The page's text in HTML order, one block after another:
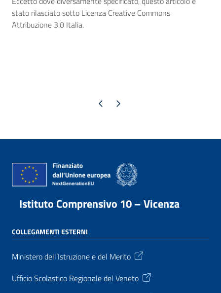
stato rilasciato sotto Licenza Creative Commons
Attribuzione 3.0 Italia.
Pagina precedente
Pagina successiva
Istituto Comprensivo 10 – Vicenza
COLLEGAMENTI ESTERNI
Ministero dell’Istruzione e del Merito
Ufficio Scolastico Regionale del Veneto